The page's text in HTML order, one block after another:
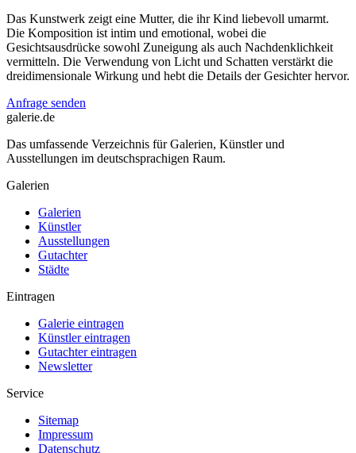
Das Kunstwerk zeigt eine Mutter, die ihr Kind liebevoll umarmt.
Die Komposition ist intim und emotional, wobei die
Gesichtsausdrücke sowohl Zuneigung als auch Nachdenklichkeit
vermitteln. Die Verwendung von Licht und Schatten verstärkt die
dreidimensionale Wirkung und hebt die Details der Gesichter hervor.
Anfrage senden
galerie.de
Das umfassende Verzeichnis für Galerien, Künstler und
Ausstellungen im deutschsprachigen Raum.
Galerien
Galerien
Künstler
Ausstellungen
Gutachter
Städte
Eintragen
Galerie eintragen
Künstler eintragen
Gutachter eintragen
Newsletter
Service
Sitemap
Impressum
Datenschutz